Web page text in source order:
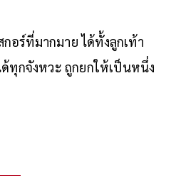
ถิติสำคัญ อาทิ ดาวซัลโว ยู
อร์ที่มากมาย ได้ทั้งลูกเท้า